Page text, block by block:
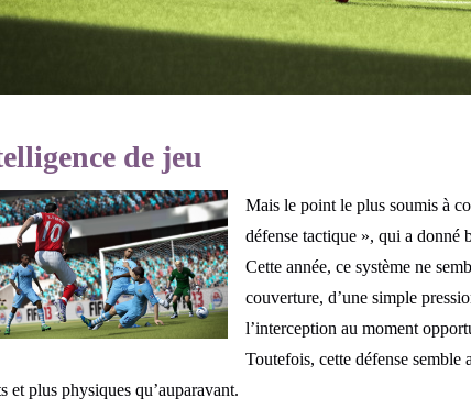
de jeu
Mais le point le plus soumis à
défense tactique », qui a donné
Cette année, ce système ne
couverture, d’une simple
l’interception au moment
Toutefois, cette défense semble
et plus physiques qu’auparavant.